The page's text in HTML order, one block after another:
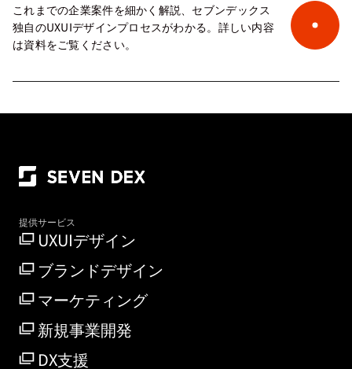
これまでの企業案件を細かく解説、セブンデックス
独自のUXUIデザインプロセスがわかる。詳しい内容
は資料をご覧ください。
提供サービス
UXUIデザイン
ブランドデザイン
マーケティング
新規事業開発
DX支援